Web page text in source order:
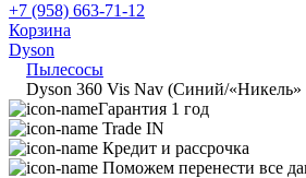
+7 (958) 663-71-12
Корзина
Dyson
Пылесосы
Dyson 360 Vis Nav (Синий/«Никель»
Гарантия 1 год
Trade IN
Кредит и рассрочка
Поможем перенести все